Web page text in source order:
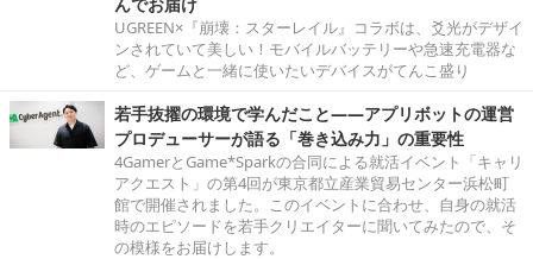
UGREEN×『崩壊：スターレイル』コラボは、爻光がデザイ
ンされていて美しい！モバイルバッテリーや急速充電器な
ど、ゲームと一緒に使いたいデバイスがてんこ盛り
若手抜擢の環境で学んだこと――アプリボットの運営
プロデューサーが語る「巻き込み力」の重要性
4GamerとGame*Sparkの合同による就活イベント「キャリ
アクエスト」の第4回が東京都立産業貿易センター浜松町
館で開催されました。このイベントに合わせ、自身の就活
時のエピソードを若手クリエイターに聞いてみたので、そ
の模様をお届けします。